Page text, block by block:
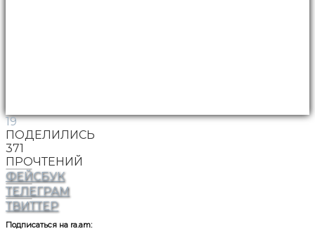
19
ПОДЕЛИЛИСЬ
371
ПРОЧТЕНИЙ
ФЕЙСБУК
ТЕЛЕГРАМ
ТВИТТЕР
Подписаться на ra.am: